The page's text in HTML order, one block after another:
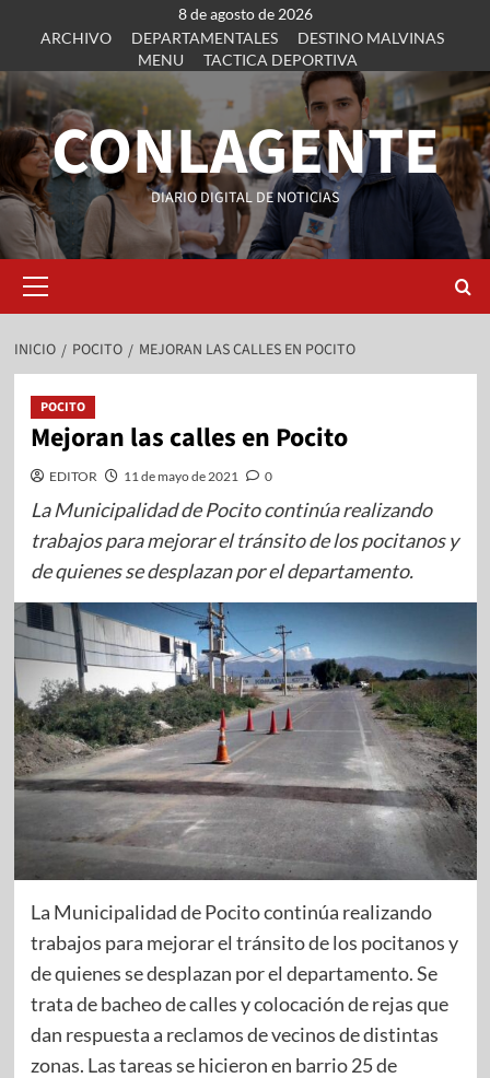
8 de agosto de 2026
ARCHIVO
DEPARTAMENTALES
DESTINO MALVINAS
MENU
TACTICA DEPORTIVA
CONLAGENTE
DIARIO DIGITAL DE NOTICIAS
INICIO POCITO MEJORAN LAS CALLES EN POCITO
POCITO
Mejoran las calles en Pocito
EDITOR 11 de mayo de 2021 0
La Municipalidad de Pocito continúa realizando
trabajos para mejorar el tránsito de los pocitanos y
de quienes se desplazan por el departamento.
La Municipalidad de Pocito continúa realizando
trabajos para mejorar el tránsito de los pocitanos y
de quienes se desplazan por el departamento. Se
trata de bacheo de calles y colocación de rejas que
dan respuesta a reclamos de vecinos de distintas
zonas. Las tareas se hicieron en barrio 25 de